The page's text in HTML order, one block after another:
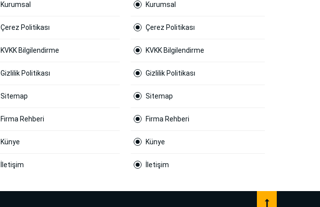
Kurumsal
Çerez Politikası
KVKK Bilgilendirme
Gizlilik Politikası
Sitemap
Firma Rehberi
Künye
İletişim
Kurumsal
Çerez Politikası
KVKK Bilgilendirme
Gizlilik Politikası
Sitemap
Firma Rehberi
Künye
İletişim